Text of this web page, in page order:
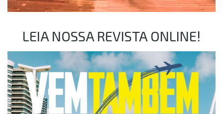
LEIA NOSSA REVISTA ONLINE!